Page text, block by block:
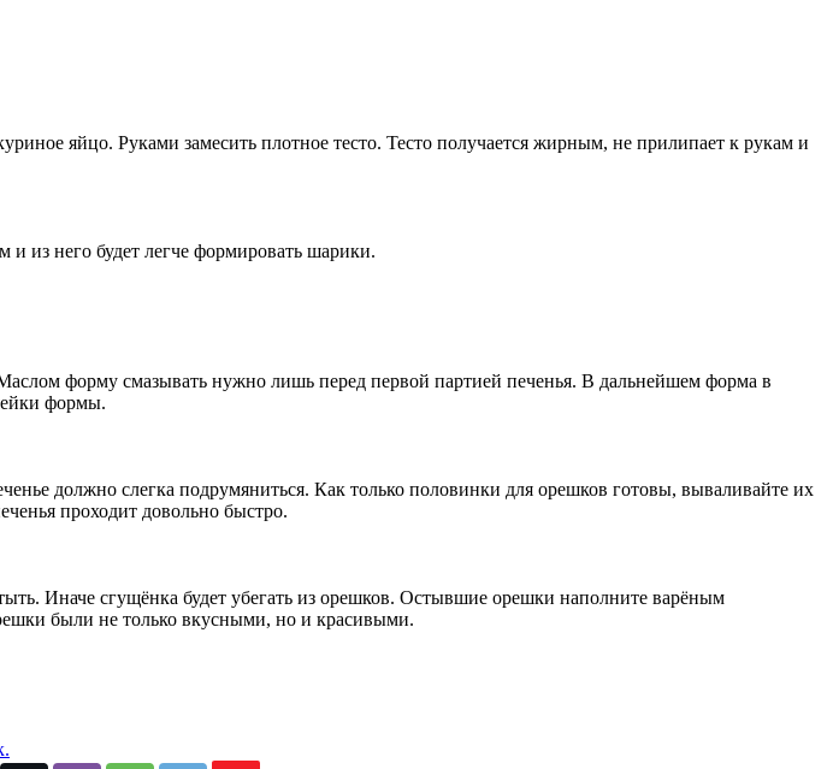
яйцо. Руками замесить плотное тесто. Тесто получается жирным, не прилипает к рукам и
и из него будет легче формировать шарики.
форму смазывать нужно лишь перед первой партией печенья. В дальнейшем форма в
формы.
должно слегка подрумяниться. Как только половинки для орешков готовы, вываливайте их
проходит довольно быстро.
Иначе сгущёнка будет убегать из орешков. Остывшие орешки наполните варёным
были не только вкусными, но и красивыми.